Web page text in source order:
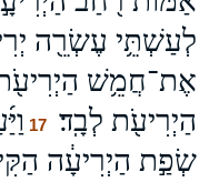
לְעַשְׁתֵּ֥י עֶשְׂרֵ֖ה
אֶת־חֲמֵ֥שׁ
הַיְרִיעֹ֖ת לְבָֽד׃
17
שְׂפַ֣ת הַיְרִיעָ֔ה